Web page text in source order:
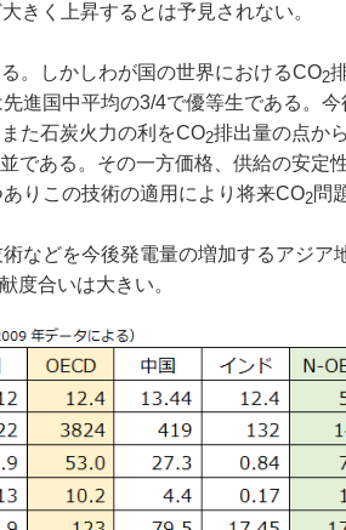
きく上昇するとは予見されない。
。しかしわが国の世界におけるCO2
進国中平均の3/4で優等生である。
た石炭火力の利をCO2排出量の点か
である。その一方価格、供給の安定
りこの技術の適用により将来CO2問
などを今後発電量の増加するアジア
度合いは大きい。